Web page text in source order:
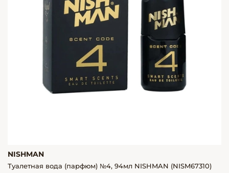
NISHMAN
Туалетная вода (парфюм) №4, 94мл NISHMAN (NISM67310)